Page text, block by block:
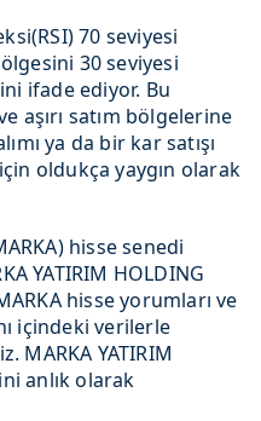
70 seviyesi
30 seviyesi
ifade ediyor. Bu
aşırı satım bölgelerine
ya da bir kar satışı
oldukça yaygın olarak
hisse senedi
YATIRIM HOLDING
hisse yorumları ve
içindeki verilerle
MARKA YATIRIM
anlık olarak